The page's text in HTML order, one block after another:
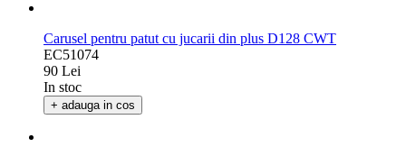
Carusel pentru patut cu jucarii din plus D128 CWT
EC51074
90 Lei
In stoc
+ adauga in cos